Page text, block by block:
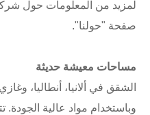
لمزيد من المعلومات حول
صفحة "حولنا".
مساحات معيشة حديثة
الشقق في ألانيا، أنطاليا،
وباستخدام مواد عالية